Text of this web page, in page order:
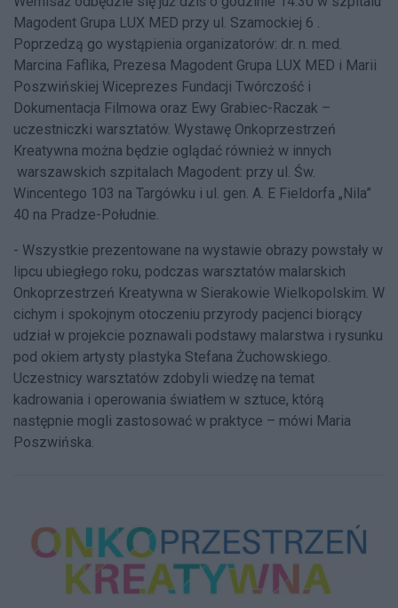
Magodent Grupa LUX MED przy ul. Szamockiej 6 .
Poprzedzą go wystąpienia organizatorów: dr. n. med.
Marcina Faflika, Prezesa Magodent Grupa LUX MED i Marii
Poszwińskiej Wiceprezes Fundacji Twórczość i
Dokumentacja Filmowa oraz Ewy Grabiec-Raczak –
uczestniczki warsztatów. Wystawę Onkoprzestrzeń
Kreatywna można będzie oglądać również w innych
warszawskich szpitalach Magodent: przy ul. Św.
Wincentego 103 na Targówku i ul. gen. A. E Fieldorfa „Nila”
40 na Pradze-Południe.
- Wszystkie prezentowane na wystawie obrazy powstały w
lipcu ubiegłego roku, podczas warsztatów malarskich
Onkoprzestrzeń Kreatywna w Sierakowie Wielkopolskim. W
cichym i spokojnym otoczeniu przyrody pacjenci biorący
udział w projekcie poznawali podstawy malarstwa i rysunku
pod okiem artysty plastyka Stefana Żuchowskiego.
Uczestnicy warsztatów zdobyli wiedzę na temat
kadrowania i operowania światłem w sztuce, którą
następnie mogli zastosować w praktyce – mówi Maria
Poszwińska.